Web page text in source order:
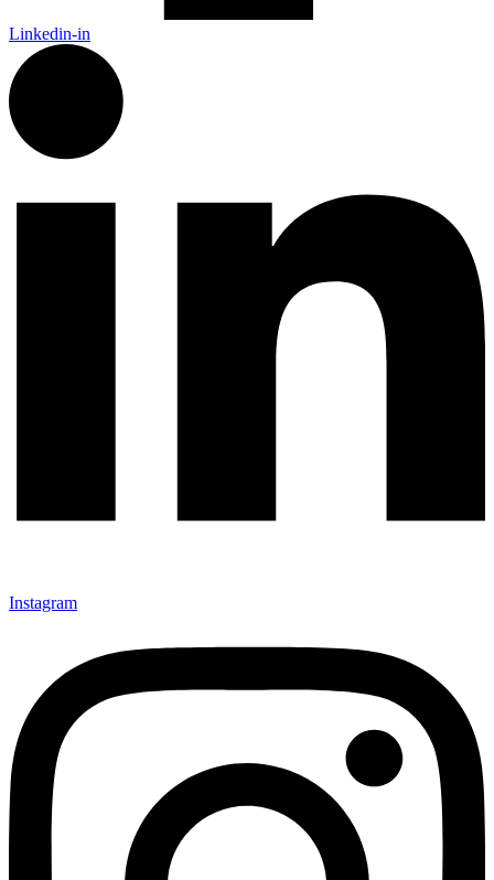
Linkedin-in
Instagram